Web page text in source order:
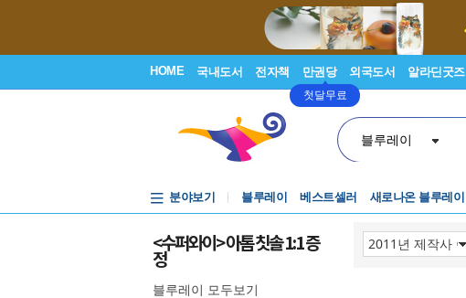
HOME 국내도서 전자책 만권당
첫달무료
외국도서 알라딘굿즈
블루레이
분야보기 블루레이 베스트셀러 새로나온 블루레이
<수퍼와이> 아톰 칫솔 1:1 증
정
블루레이 모두보기